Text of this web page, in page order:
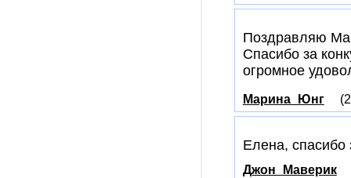
Поздравляю
Спасибо за
огромное
Марина_Юнг
Елена, спасибо
Джон_Маверик